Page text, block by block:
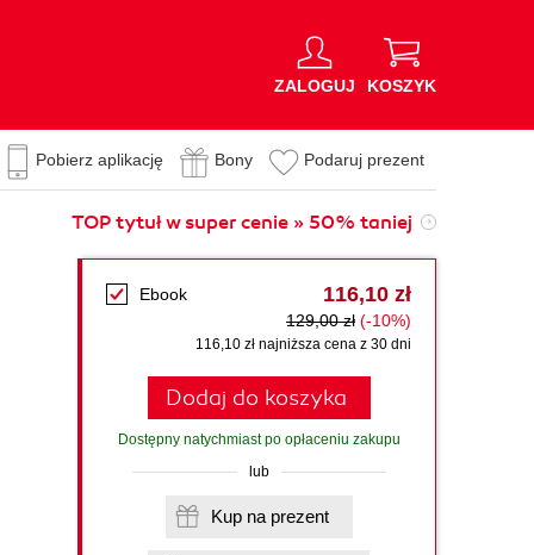
ZALOGUJ KOSZYK
Pobierz aplikację Bony Podaruj prezent
TOP tytuł w super cenie » 50% taniej
Ebook 116,10 zł
129,00 zł (-10%)
116,10 zł najniższa cena z 30 dni
Dodaj do koszyka
Dostępny natychmiast po opłaceniu zakupu
lub
Kup na prezent